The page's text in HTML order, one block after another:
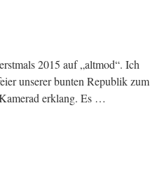
2015 auf „altmod“. Ich
unserer bunten Republik zum
erklang. Es …